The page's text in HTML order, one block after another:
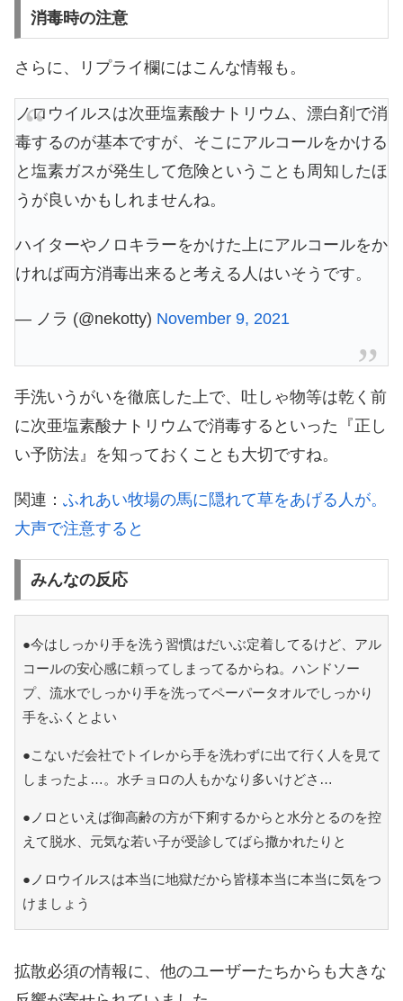
消毒時の注意
さらに、リプライ欄にはこんな情報も。
ノロウイルスは次亜塩素酸ナトリウム、漂白剤で消
毒するのが基本ですが、そこにアルコールをかける
と塩素ガスが発生して危険ということも周知したほ
うが良いかもしれませんね。
ハイターやノロキラーをかけた上にアルコールをか
ければ両方消毒出来ると考える人はいそうです。
— ノラ (@nekotty) November 9, 2021
手洗いうがいを徹底した上で、吐しゃ物等は乾く前
に次亜塩素酸ナトリウムで消毒するといった『正し
い予防法』を知っておくことも大切ですね。
関連： ふれあい牧場の馬に隠れて草をあげる人が。
大声で注意すると
みんなの反応
●今はしっかり手を洗う習慣はだいぶ定着してるけど、アル
コールの安心感に頼ってしまってるからね。ハンドソー
プ、流水でしっかり手を洗ってペーパータオルでしっかり
手をふくとよい
●こないだ会社でトイレから手を洗わずに出て行く人を見て
しまったよ…。水チョロの人もかなり多いけどさ…
●ノロといえば御高齢の方が下痢するからと水分とるのを控
えて脱水、元気な若い子が受診してばら撒かれたりと
●ノロウイルスは本当に地獄だから皆様本当に本当に気をつ
けましょう
拡散必須の情報に、他のユーザーたちからも大きな